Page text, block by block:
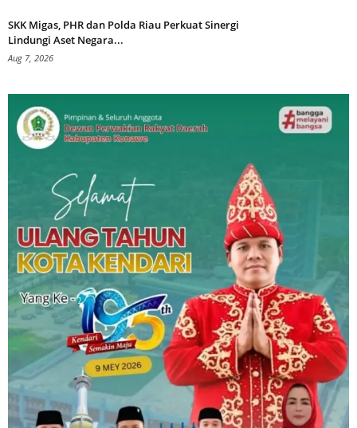
SKK Migas, PHR dan Polda Riau Perkuat Sinergi
Lindungi Aset Negara...
Aug 7, 2026